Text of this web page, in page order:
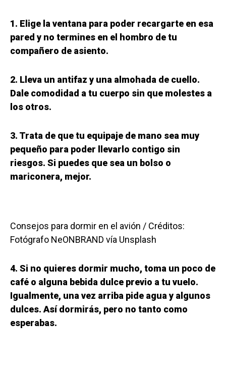
1. Elige la ventana para poder recargarte en esa
pared y no termines en el hombro de tu
compañero de asiento.
2. Lleva un antifaz y una almohada de cuello.
Dale comodidad a tu cuerpo sin que molestes a
los otros.
3. Trata de que tu equipaje de mano sea muy
pequeño para poder llevarlo contigo sin
riesgos. Si puedes que sea un bolso o
mariconera, mejor.
Consejos para dormir en el avión / Créditos:
Fotógrafo NeONBRAND vía Unsplash
4. Si no quieres dormir mucho, toma un poco de
café o alguna bebida dulce previo a tu vuelo.
Igualmente, una vez arriba pide agua y algunos
dulces. Así dormirás, pero no tanto como
esperabas.